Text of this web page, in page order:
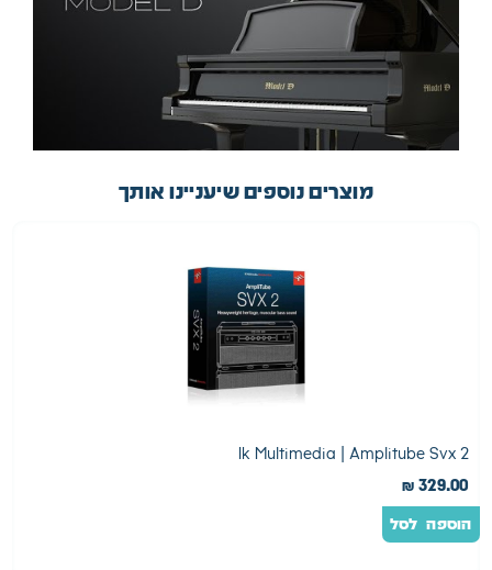
מוצרים נוספים שיעניינו אותך
Ik Multimedia | Amplitube Svx 2
₪ 329.00
הוספה לסל